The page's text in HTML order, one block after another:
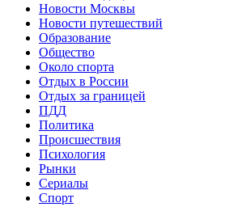
Новости Москвы
Новости путешествий
Образование
Общество
Около спорта
Отдых в России
Отдых за границей
ПДД
Политика
Происшествия
Психология
Рынки
Сериалы
Спорт